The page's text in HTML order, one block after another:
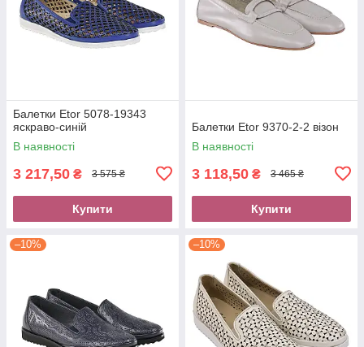
Балетки Etor 5078-19343
яскраво-синій
В наявності
3 217,50 ₴ 3 575 ₴
Купити
Балетки Etor 9370-2-2 візон
В наявності
3 118,50 ₴ 3 465 ₴
Купити
–10% –10%